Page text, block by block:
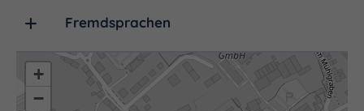
Fremdsprachen
+
−